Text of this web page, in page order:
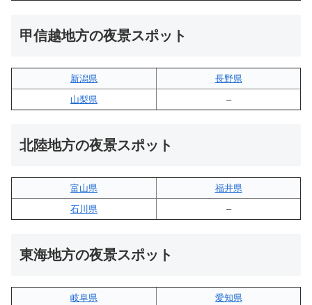
甲信越地方の夜景スポット
新潟県
長野県
山梨県
–
北陸地方の夜景スポット
富山県
福井県
石川県
–
東海地方の夜景スポット
岐阜県
愛知県